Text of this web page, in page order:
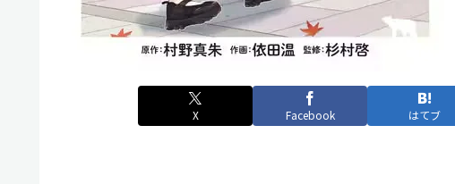
X Facebook はてブ